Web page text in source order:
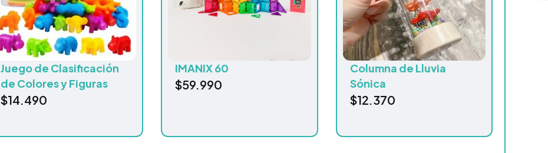
Juego de Clasificación
de Colores y Figuras
$14.490
IMANIX 60
$59.990
Columna de Lluvia
Sónica
$12.370